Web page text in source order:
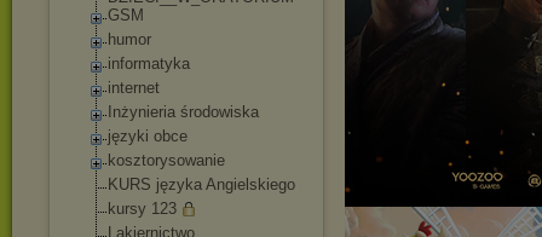
GSM
humor
informatyka
internet
Inżynieria środowiska
języki obce
kosztorysowanie
KURS języka Angielskiego
kursy 123
Lakiernictwo